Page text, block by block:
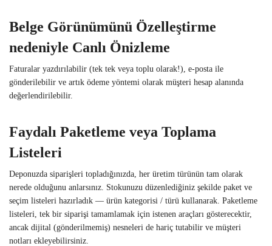
Belge Görünümünü Özelleştirme
nedeniyle Canlı Önizleme
Faturalar yazdırılabilir (tek tek veya toplu olarak!), e-posta ile
gönderilebilir ve artık ödeme yöntemi olarak müşteri hesap alanında
değerlendirilebilir.
Faydalı Paketleme veya Toplama
Listeleri
Deponuzda siparişleri topladığınızda, her üretim türünün tam olarak
nerede olduğunu anlarsınız. Stokunuzu düzenlediğiniz şekilde paket ve
seçim listeleri hazırladık — ürün kategorisi / türü kullanarak. Paketleme
listeleri, tek bir siparişi tamamlamak için istenen araçları gösterecektir,
ancak dijital (gönderilmemiş) nesneleri de hariç tutabilir ve müşteri
notları ekleyebilirsiniz.